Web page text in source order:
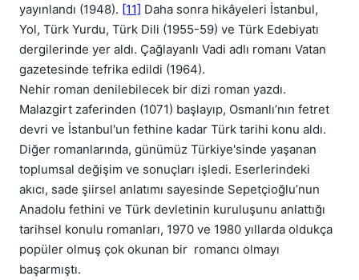
yayınlandı (1948). [11] Daha sonra hikâyeleri İstanbul,
Yol, Türk Yurdu, Türk Dili (1955-59) ve Türk Edebiyatı
dergilerinde yer aldı. Çağlayanlı Vadi adlı romanı Vatan
gazetesinde tefrika edildi (1964).
Nehir roman denilebilecek bir dizi roman yazdı.
Malazgirt zaferinden (1071) başlayıp, Osmanlı’nın fetret
devri ve İstanbul'un fethine kadar Türk tarihi konu aldı.
Diğer romanlarında, günümüz Türkiye'sinde yaşanan
toplumsal değişim ve sonuçları işledi. Eserlerindeki
akıcı, sade şiirsel anlatımı sayesinde Sepetçioğlu’nun
Anadolu fethini ve Türk devletinin kuruluşunu anlattığı
tarihsel konulu romanları, 1970 ve 1980 yıllarda oldukça
popüler olmuş çok okunan bir romancı olmayı
başarmıştı.